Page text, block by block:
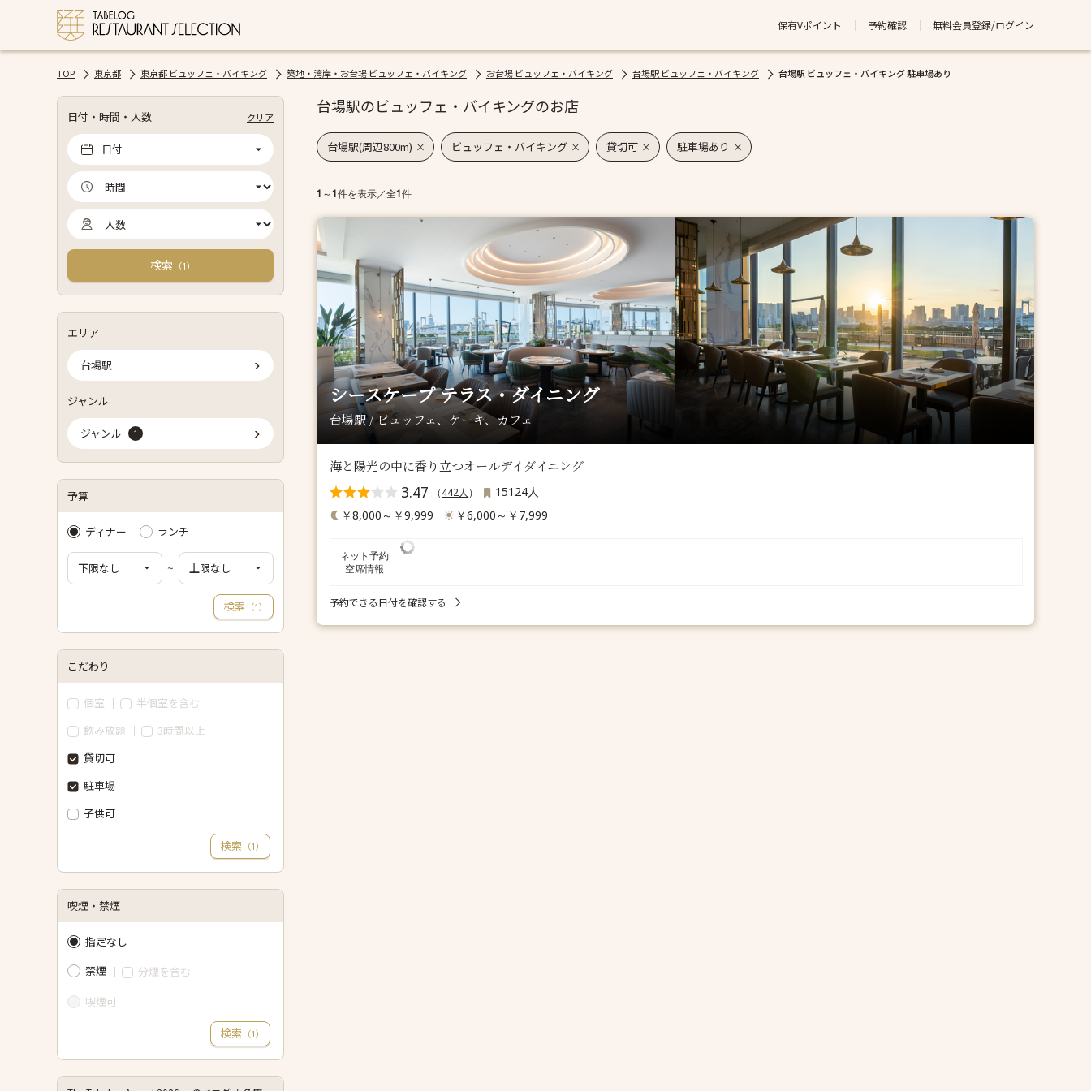
保有Vポイント 予約確認 無料会員登録/ログイン
TOP 東京都 東京都 ビュッフェ・バイキング 築地・湾岸・お台場 ビュッフェ・バイキング お台場 ビュッフェ・バイキング 台場駅 ビュッフェ・バイキング 台場駅 ビュッフェ・バイキング 駐車場あり
日付・時間・人数 クリア
日付
検索 （1）
エリア
台場駅
ジャンル
ジャンル 1
予算
ディナー ランチ
~
検索 （1）
こだわり
個室
半個室を含む
飲み放題
3時間以上
貸切可
駐車場
子供可
検索 （1）
喫煙・禁煙
指定なし
禁煙
分煙を含む
喫煙可
検索 （1）
台場駅のビュッフェ・バイキングのお店
台場駅(周辺800m) ビュッフェ・バイキング 貸切可 駐車場あり
1 ～1件を表示／全1件
シースケープ テラス・ダイニング
台場駅 / ビュッフェ、ケーキ、カフェ
海と陽光の中に香り立つオールデイダイニング
3.47 （442人 ）
15124人
￥8,000～￥9,999
￥6,000～￥7,999
ネット予約
空席情報
予約できる日付を確認する